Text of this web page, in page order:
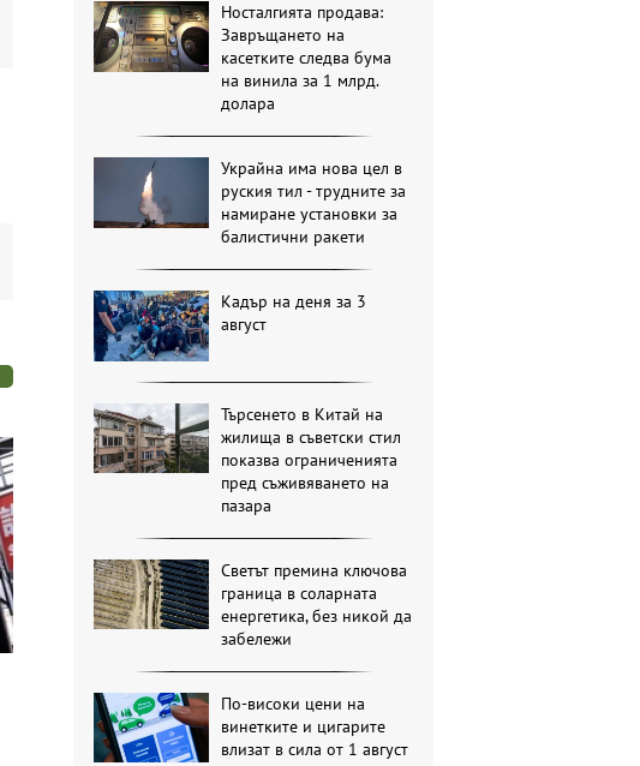
Носталгията продава:
Завръщането на
касетките следва бума
на винила за 1 млрд.
долара
Украйна има нова цел в
руския тил - трудните за
намиране установки за
балистични ракети
Кадър на деня за 3
август
Търсенето в Китай на
жилища в съветски стил
показва ограниченията
пред съживяването на
пазара
Светът премина ключова
граница в соларната
енергетика, без никой да
забележи
По-високи цени на
винетките и цигарите
влизат в сила от 1 август